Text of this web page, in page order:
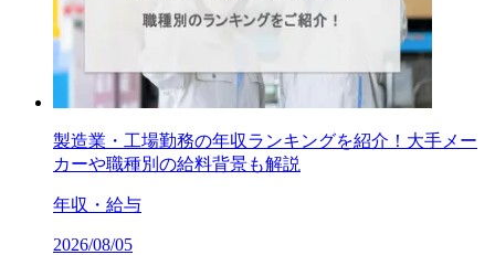
製造業・工場勤務の年収ランキングを紹介！大手メー
カーや職種別の給料背景も解説
年収・給与
2026/08/05